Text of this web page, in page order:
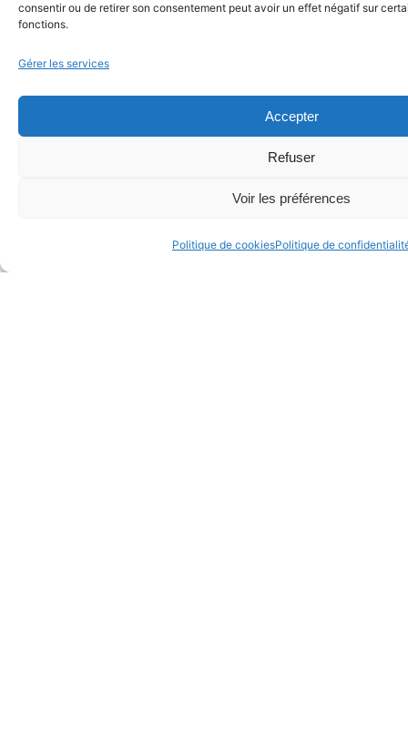
consentir ou de retirer son consentement peut avoir un effet négatif sur
fonctions.
Gérer les services
Accepter
Refuser
Voir les préférences
Politique de cookiesPolitique de
Lk./In./TT.
contact@metastrategie.fr+33 6 49 02 70